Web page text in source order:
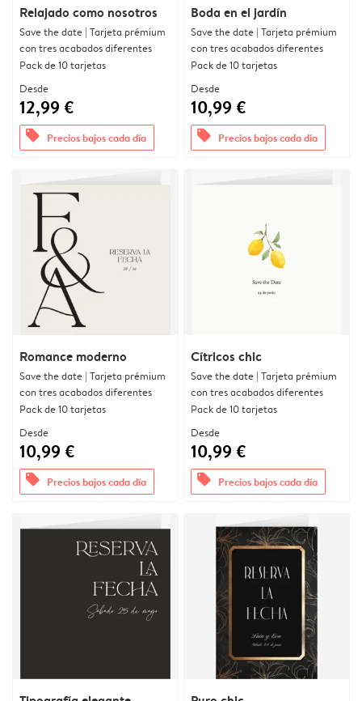
Relajado como nosotros
Save the date | Tarjeta prémium
con tres acabados diferentes
Pack de 10 tarjetas
Desde
12,99 €
offers Precios bajos cada día
Boda en el jardín
Save the date | Tarjeta prémium
con tres acabados diferentes
Pack de 10 tarjetas
Desde
10,99 €
offers Precios bajos cada día
Romance moderno
Save the date | Tarjeta prémium
con tres acabados diferentes
Pack de 10 tarjetas
Desde
10,99 €
offers Precios bajos cada día
Cítricos chic
Save the date | Tarjeta prémium
con tres acabados diferentes
Pack de 10 tarjetas
Desde
10,99 €
offers Precios bajos cada día